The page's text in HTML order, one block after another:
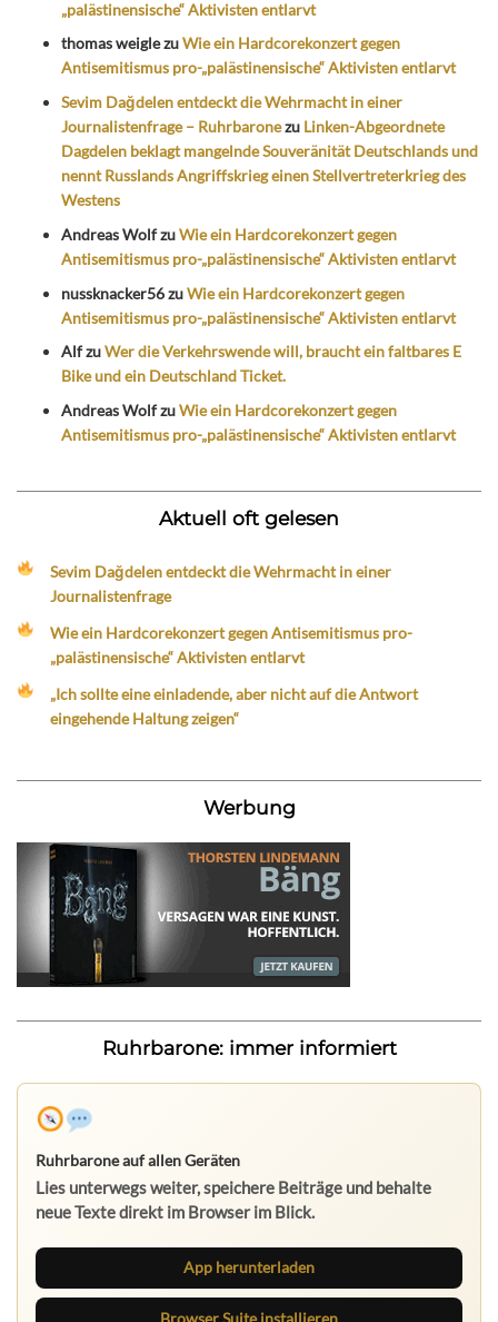
„palästinensische“ Aktivisten entlarvt
thomas weiglezuWie ein Hardcorekonzert gegen
Antisemitismus pro-„palästinensische“ Aktivisten entlarvt
Sevim Dağdelen entdeckt die Wehrmacht in einer
Journalistenfrage – Ruhrbaronezu Linken-Abgeordnete
Dagdelen beklagt mangelnde Souveränität Deutschlands und
nennt Russlands Angriffskrieg einen Stellvertreterkrieg des
Westens
Andreas WolfzuWie ein Hardcorekonzert gegen
Antisemitismus pro-„palästinensische“ Aktivisten entlarvt
nussknacker56zuWie ein Hardcorekonzert gegen
Antisemitismus pro-„palästinensische“ Aktivisten entlarvt
AlfzuWer die Verkehrswende will, braucht ein faltbares E
Bike und ein Deutschland Ticket.
Andreas WolfzuWie ein Hardcorekonzert gegen
Antisemitismus pro-„palästinensische“ Aktivisten entlarvt
Aktuell oft gelesen
Sevim Dağdelen entdeckt die Wehrmacht in einer
Journalistenfrage
Wie ein Hardcorekonzert gegen Antisemitismus pro-
„palästinensische“ Aktivisten entlarvt
„Ich sollte eine einladende, aber nicht auf die Antwort
eingehende Haltung zeigen“
Werbung
Ruhrbarone: immer informiert
Ruhrbarone auf allen Geräten
Lies unterwegs weiter, speichere Beiträge und behalte
neue Texte direkt im Browser im Blick.
App herunterladen
Browser Suite installieren